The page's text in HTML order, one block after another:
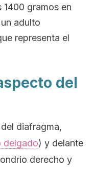
1400 gramos en
adulto
representa el
del
diafragma,
delgado) y delante
derecho y